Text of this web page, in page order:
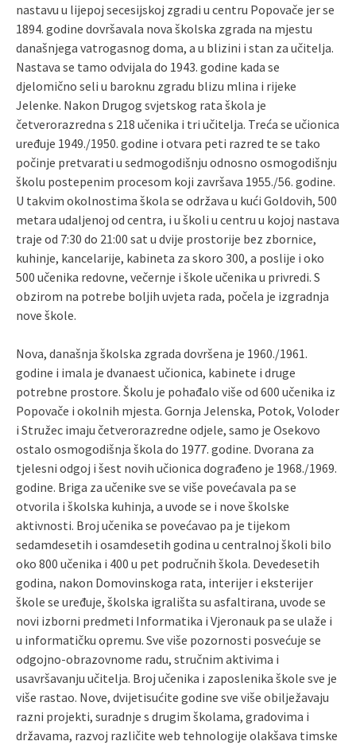
nastavu u lijepoj secesijskoj zgradi u centru Popovače jer se
1894. godine dovršavala nova školska zgrada na mjestu
današnjega vatrogasnog doma, a u blizini i stan za učitelja.
Nastava se tamo odvijala do 1943. godine kada se
djelomično seli u baroknu zgradu blizu mlina i rijeke
Jelenke. Nakon Drugog svjetskog rata škola je
četverorazredna s 218 učenika i tri učitelja. Treća se učionica
uređuje 1949./1950. godine i otvara peti razred te se tako
počinje pretvarati u sedmogodišnju odnosno osmogodišnju
školu postepenim procesom koji završava 1955./56. godine.
U takvim okolnostima škola se održava u kući Goldovih, 500
metara udaljenoj od centra, i u školi u centru u kojoj nastava
traje od 7:30 do 21:00 sat u dvije prostorije bez zbornice,
kuhinje, kancelarije, kabineta za skoro 300, a poslije i oko
500 učenika redovne, večernje i škole učenika u privredi. S
obzirom na potrebe boljih uvjeta rada, počela je izgradnja
nove škole.
Nova, današnja školska zgrada dovršena je 1960./1961.
godine i imala je dvanaest učionica, kabinete i druge
potrebne prostore. Školu je pohađalo više od 600 učenika iz
Popovače i okolnih mjesta. Gornja Jelenska, Potok, Voloder
i Stružec imaju četverorazredne odjele, samo je Osekovo
ostalo osmogodišnja škola do 1977. godine. Dvorana za
tjelesni odgoj i šest novih učionica dograđeno je 1968./1969.
godine. Briga za učenike sve se više povećavala pa se
otvorila i školska kuhinja, a uvode se i nove školske
aktivnosti. Broj učenika se povećavao pa je tijekom
sedamdesetih i osamdesetih godina u centralnoj školi bilo
oko 800 učenika i 400 u pet područnih škola. Devedesetih
godina, nakon Domovinskoga rata, interijer i eksterijer
škole se uređuje, školska igrališta su asfaltirana, uvode se
novi izborni predmeti Informatika i Vjeronauk pa se ulaže i
u informatičku opremu. Sve više pozornosti posvećuje se
odgojno-obrazovnome radu, stručnim aktivima i
usavršavanju učitelja. Broj učenika i zaposlenika škole sve je
više rastao. Nove, dvijetisućite godine sve više obilježavaju
razni projekti, suradnje s drugim školama, gradovima i
državama, razvoj različite web tehnologije olakšava timske